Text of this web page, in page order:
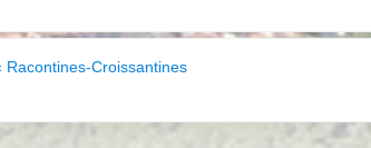
Racontines-Croissantines